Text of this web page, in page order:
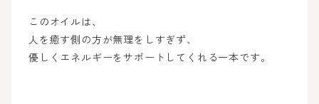
このオイルは、
人を癒す側の方が無理をしすぎず、
優しくエネルギーをサポートしてくれる一本です。